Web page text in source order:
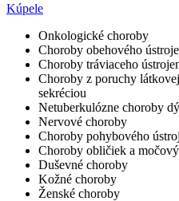
Kúpele
Onkologické choroby
Choroby obehového
Choroby tráviaceho
Choroby z poruchy
sekréciou
Netuberkulózne choroby
Nervové choroby
Choroby pohybového
Choroby obličiek a
Duševné choroby
Kožné choroby
Ženské choroby